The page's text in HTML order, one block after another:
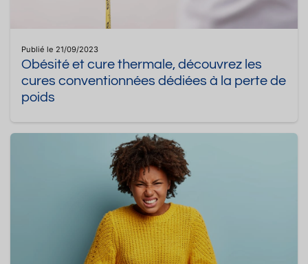
Publié le 21/09/2023
Obésité et cure thermale, découvrez les
cures conventionnées dédiées à la perte de
poids